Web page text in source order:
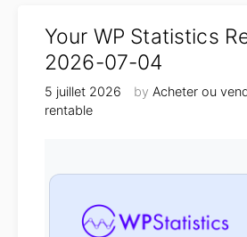
Your WP Statistics
2026-07-04
5 juillet 2026 by Acheter ou
rentable